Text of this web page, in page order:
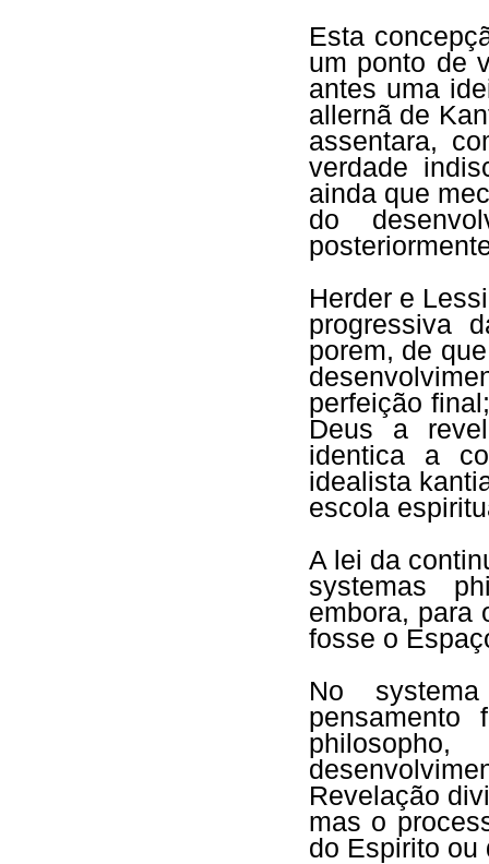
Esta
um ponto de
antes uma
allernã de
assentara,
verdade
ainda que
do
Herder e
progressiva
porem, de
perfeição
Deus a
identica a
idealista
escola
A lei da
systemas
embora, para
fosse o
No
pensamento
Revelação
mas o
do Espirito ou